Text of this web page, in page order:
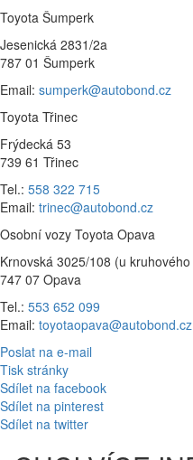
Toyota Šumperk
Jesenická 2831/2a
787 01 Šumperk
Email: sumperk@autobond.cz
Toyota Třinec
Frýdecká 53
739 61 Třinec
Tel.: 558 322 715
Email: trinec@autobond.cz
Osobní vozy Toyota Opava
Krnovská 3025/108 (u
747 07 Opava
Tel.: 553 652 099
Email: toyotaopava@autobond.cz
Poslat na e-mail
Tisk stránky
Sdílet na facebook
Sdílet na pinterest
Sdílet na twitter